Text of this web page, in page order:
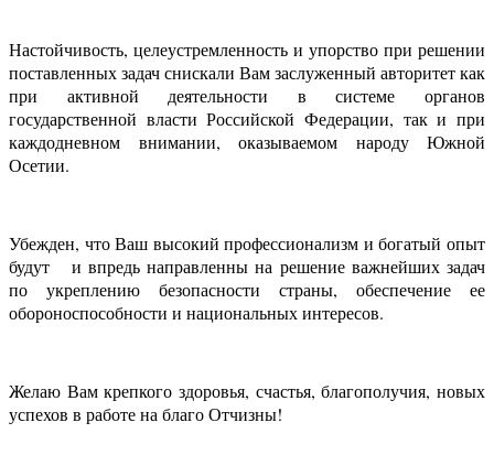
Настойчивость, целеустремленность и упорство при решении
поставленных задач снискали Вам заслуженный авторитет как
при активной деятельности в системе органов
государственной власти Российской Федерации, так и при
каждодневном внимании, оказываемом народу Южной
Осетии.
Убежден, что Ваш высокий профессионализм и богатый опыт
будут и впредь направленны на решение важнейших задач
по укреплению безопасности страны, обеспечение ее
обороноспособности и национальных интересов.
Желаю Вам крепкого здоровья, счастья, благополучия, новых
успехов в работе на благо Отчизны!